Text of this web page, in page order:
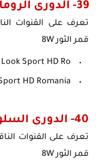
39- الدورى الروماني 🇹🇩
تعرف على القنوات
قمر الثور 8W
Look Sport HD Ro
HD Romania
40- الدورى السلوفاكي 🇵🇭
تعرف على القنوات
قمر الثور 8W